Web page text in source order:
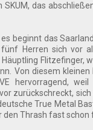
das
beginnt das
Herren sich vor
Flitzefinger,
Von diesem
hervorragend,
zurückschreckt,
True Metal
den Thrash fast schon